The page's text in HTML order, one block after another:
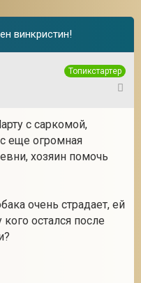
винкристин!
Топикстартер
с саркомой,
еще огромная
хозяин помочь
очень страдает, ей
остался после